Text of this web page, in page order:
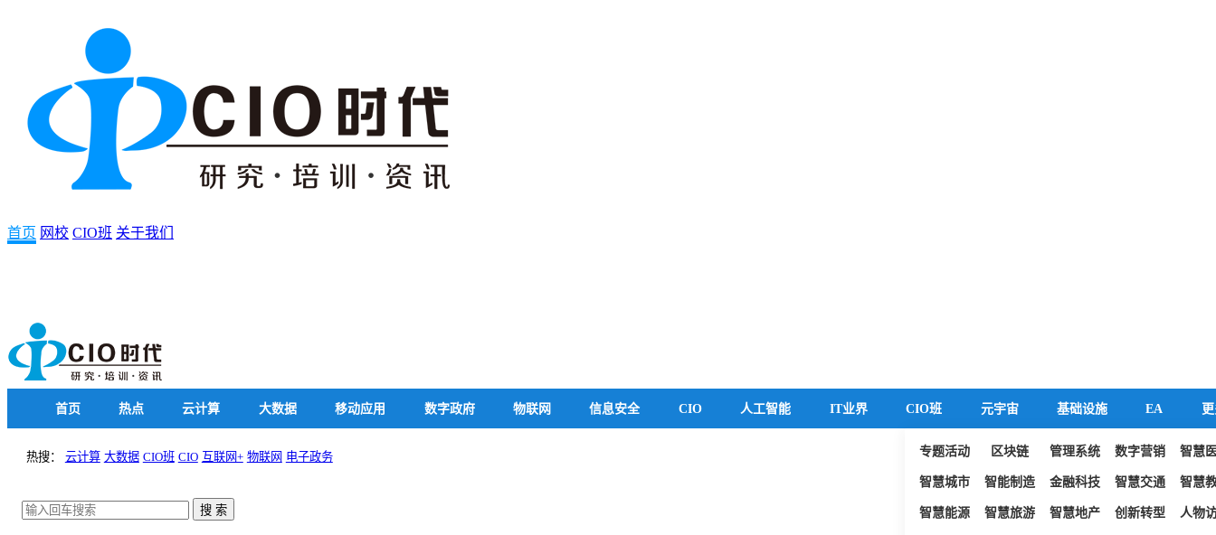
首页 网校 CIO班 关于我们
首页 热点 云计算 大数据 移动应用 数字政府 物联网 信息安全 CIO 人工智能 IT业界 CIO班 元宇宙 基础设施 EA
专题活动 区块链 管理系统 数字营销 智慧
智慧城市 智能制造 金融科技 智慧交通 智慧
智慧能源 智慧旅游 智慧地产 创新转型 人物
热搜： 云计算 大数据 CIO班 CIO 互联网+ 物联网 电子政务